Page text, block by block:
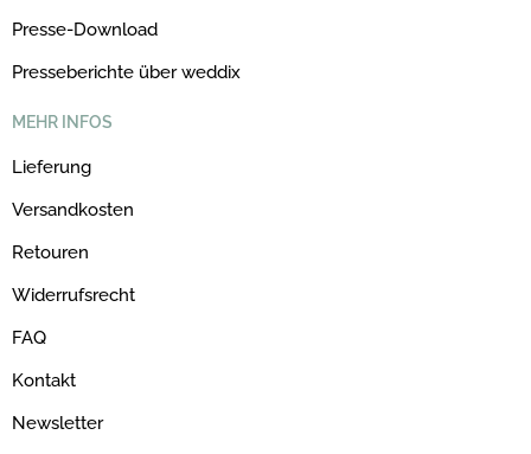
Presse-Download
Presseberichte über weddix
MEHR INFOS
Lieferung
Versandkosten
Retouren
Widerrufsrecht
FAQ
Kontakt
Newsletter